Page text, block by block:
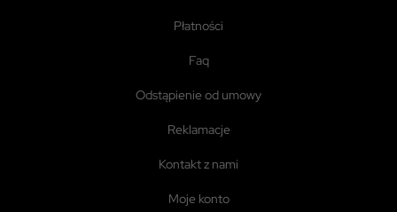
płatności
faq
odstąpienie od umowy
reklamacje
kontakt z nami
moje konto